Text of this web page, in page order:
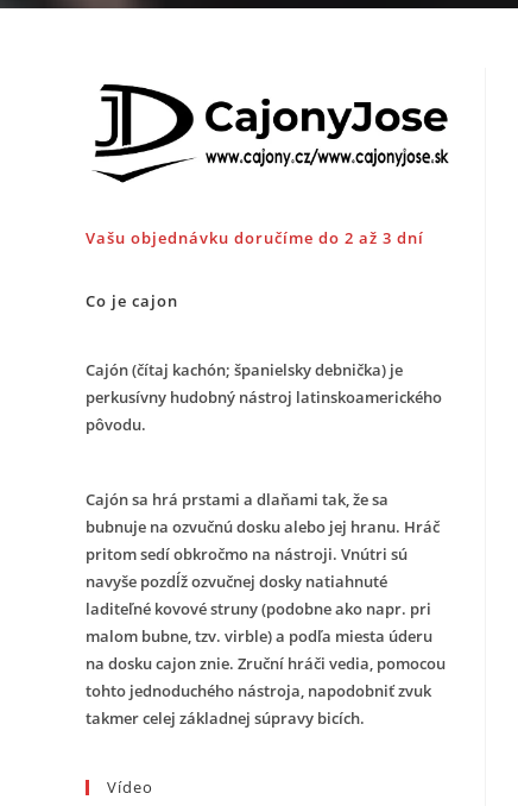
Vašu objednávku doručíme do 2 až 3 dní
Co je cajon
Cajón (čítaj kachón; španielsky debnička) je
perkusívny hudobný nástroj latinskoamerického
pôvodu.
Cajón sa hrá prstami a dlaňami tak, že sa
bubnuje na ozvučnú dosku alebo jej hranu. Hráč
pritom sedí obkročmo na nástroji. Vnútri sú
navyše pozdĺž ozvučnej dosky natiahnuté
laditeľné kovové struny (podobne ako napr. pri
malom bubne, tzv. virble) a podľa miesta úderu
na dosku cajon znie. Zruční hráči vedia, pomocou
tohto jednoduchého nástroja, napodobniť zvuk
takmer celej základnej súpravy bicích.
Vídeo